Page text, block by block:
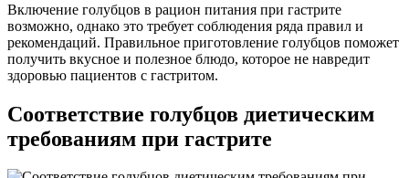
Включение голубцов в рацион питания при гастрите
возможно, однако это требует соблюдения ряда правил и
рекомендаций. Правильное приготовление голубцов поможет
получить вкусное и полезное блюдо, которое не навредит
здоровью пациентов с гастритом.
Соответствие голубцов диетическим
требованиям при гастрите